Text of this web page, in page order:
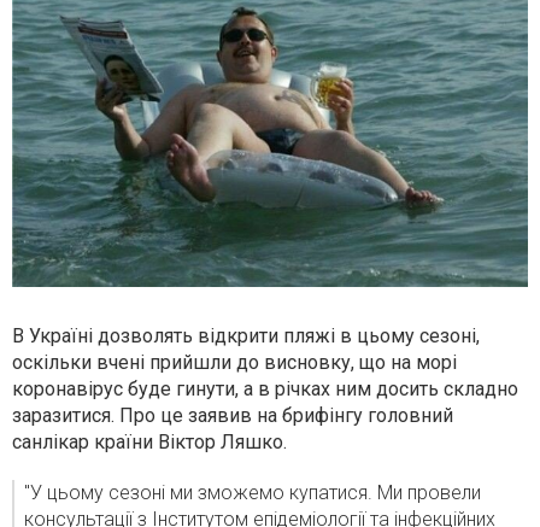
В Україні дозволять відкрити пляжі в цьому сезоні,
оскільки вчені прийшли до висновку, що на морі
коронавірус буде гинути, а в річках ним досить складно
заразитися. Про це заявив на брифінгу головний
санлікар країни Віктор Ляшко.
"У цьому сезоні ми зможемо купатися. Ми провели
консультації з Інститутом епідеміології та інфекційних